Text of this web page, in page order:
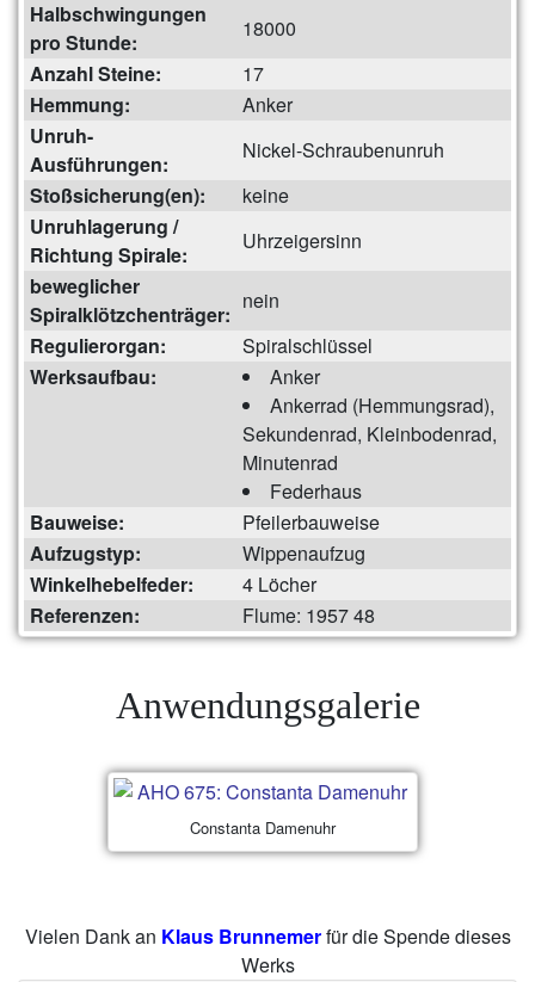
Halbschwingungen
pro Stunde:
18000
Anzahl Steine:
17
Hemmung:
Anker
Unruh-
Ausführungen:
Nickel-Schraubenunruh
Stoßsicherung(en):
keine
Unruhlagerung /
Richtung Spirale:
Uhrzeigersinn
beweglicher
Spiralklötzchenträger:
nein
Regulierorgan:
Spiralschlüssel
Werksaufbau:
Anker
Ankerrad (Hemmungsrad),
Sekundenrad, Kleinbodenrad,
Minutenrad
Federhaus
Bauweise:
Pfeilerbauweise
Aufzugstyp:
Wippenaufzug
Winkelhebelfeder:
4 Löcher
Referenzen:
Flume: 1957 48
Anwendungsgalerie
Constanta Damenuhr
Vielen Dank an Klaus Brunnemerfür die Spende dieses
Werks